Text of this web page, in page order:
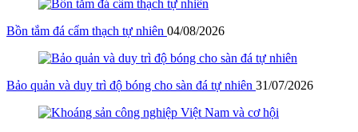
Bồn tắm đá cẩm thạch tự nhiên 04/08/2026
Bảo quản và duy trì độ bóng cho sàn đá tự nhiên 31/07/2026